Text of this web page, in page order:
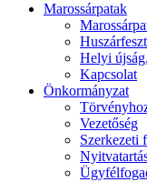
Marossárpatak
Helyi
Kapcsolat
Önkormányzat
Vezetőség
Szerkezeti